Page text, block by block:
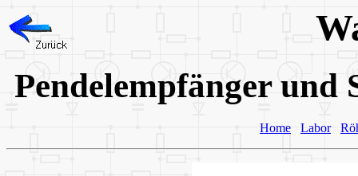
Pendelempfänger und
Home Labor